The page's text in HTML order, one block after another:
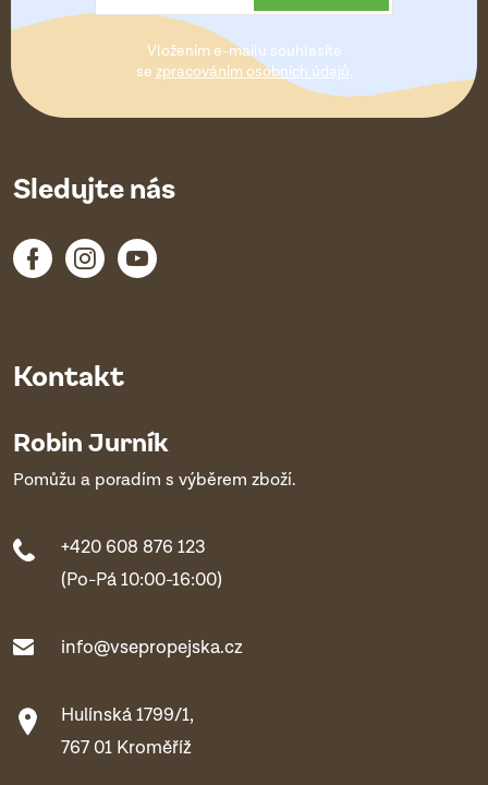
t
Vložením e-mailu souhlasíte
se zpracováním osobních údajů.
Kontakt
Robin Jurník
Pomůžu a poradím s výběrem zboží.
+420 608 876 123
(Po-Pá 10:00-16:00)
info@vsepropejska.cz
Hulínská 1799/1,
767 01 Kroměříž
Sledujte nás